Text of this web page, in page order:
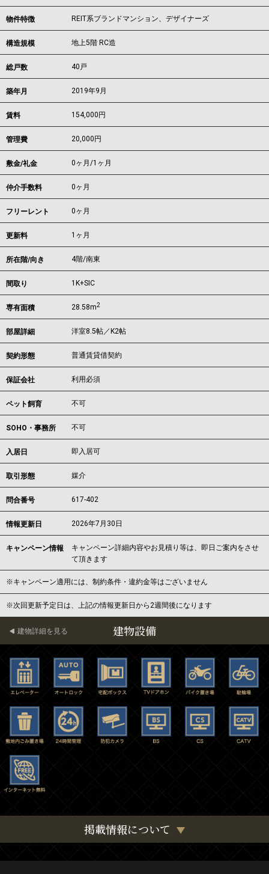
物件特徴 REIT系ブランドマンション、デザイナーズ
構造規模 地上5階 RC造
総戸数 40戸
築年月 2019年9月
賃料 154,000 円
管理費 20,000円
敷金/礼金 0ヶ月/1ヶ月
仲介手数料 0ヶ月
フリーレント 0ヶ月
更新料 1ヶ月
所在階/向き 4階/南東
間取り 1K+SIC
専有面積 28.58m2
部屋詳細 洋室8.5帖／K2帖
契約形態 普通賃貸借契約
保証会社 利用必須
ペット飼育 不可
SOHO・事務所 不可
入居日 即入居可
取引形態 媒介
問合番号 617-402
情報更新日 2026年7月30日
キャンペーン情報
キャンペーン詳細内容やお見積り等は、即日ご案内をさせ
て頂きます
※キャンペーン適用には、制約条件・違約金等はございません
※次回更新予定日は、上記の情報更新日から2週間後になります
建物設備
建物詳細を見る
掲載情報について